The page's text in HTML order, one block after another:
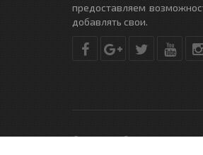
предоставляем
добавлять свои.
© Copyright © 2010-2017.